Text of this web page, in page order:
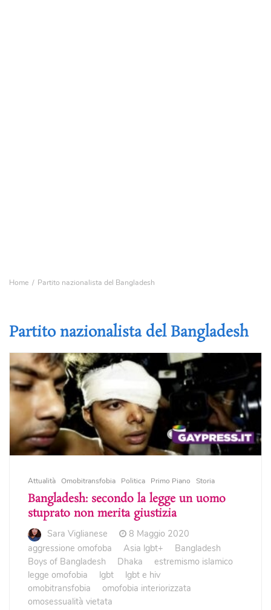
Home Partito nazionalista del Bangladesh
Partito nazionalista del Bangladesh
Attualità Omobitransfobia Politica Primo Piano Storia
Bangladesh: secondo la legge un uomo
stuprato non merita giustizia
Sara Viglianese
8 Maggio 2020
aggressione omofoba
Asia lgbt+
Bangladesh
Boys of Bangladesh
Dhaka
estremismo islamico
legge omofobia
lgbt
lgbt e hiv
omobitransfobia
omofobia interiorizzata
omosessualità vietata